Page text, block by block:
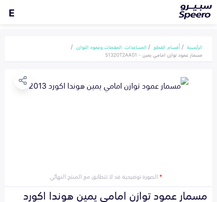
E
الرئيسية أقسام القطع
المساعدات، المقصات وعمود التوازن
مسمار عمود توازن امامي يمين - 51320T2AA01
*الصورة توضيحية قد لا تتطابق مع المنتج النهائي
مسمار عمود توازن امامي يمين هوندا اكورد